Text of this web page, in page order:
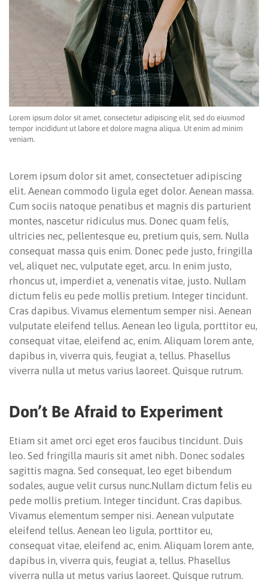
Lorem ipsum dolor sit amet, consectetur adipiscing elit, sed do eiusmod
tempor incididunt ut labore et dolore magna aliqua. Ut enim ad minim
veniam.
Lorem ipsum dolor sit amet, consectetuer adipiscing
elit. Aenean commodo ligula eget dolor. Aenean massa.
Cum sociis natoque penatibus et magnis dis parturient
montes, nascetur ridiculus mus. Donec quam felis,
ultricies nec, pellentesque eu, pretium quis, sem. Nulla
consequat massa quis enim. Donec pede justo, fringilla
vel, aliquet nec, vulputate eget, arcu. In enim justo,
rhoncus ut, imperdiet a, venenatis vitae, justo. Nullam
dictum felis eu pede mollis pretium. Integer tincidunt.
Cras dapibus. Vivamus elementum semper nisi. Aenean
vulputate eleifend tellus. Aenean leo ligula, porttitor eu,
consequat vitae, eleifend ac, enim. Aliquam lorem ante,
dapibus in, viverra quis, feugiat a, tellus. Phasellus
viverra nulla ut metus varius laoreet. Quisque rutrum.
Don’t Be Afraid to Experiment
Etiam sit amet orci eget eros faucibus tincidunt. Duis
leo. Sed fringilla mauris sit amet nibh. Donec sodales
sagittis magna. Sed consequat, leo eget bibendum
sodales, augue velit cursus nunc.Nullam dictum felis eu
pede mollis pretium. Integer tincidunt. Cras dapibus.
Vivamus elementum semper nisi. Aenean vulputate
eleifend tellus. Aenean leo ligula, porttitor eu,
consequat vitae, eleifend ac, enim. Aliquam lorem ante,
dapibus in, viverra quis, feugiat a, tellus. Phasellus
viverra nulla ut metus varius laoreet. Quisque rutrum.